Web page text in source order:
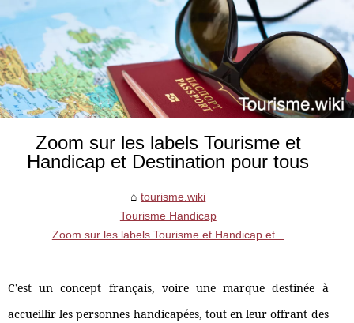
Zoom sur les labels Tourisme et
Handicap et Destination pour tous
tourisme.wiki
Tourisme Handicap
Zoom sur les labels Tourisme et Handicap et...
C’est un concept français, voire une marque destinée à
accueillir les personnes handicapées, tout en leur offrant des